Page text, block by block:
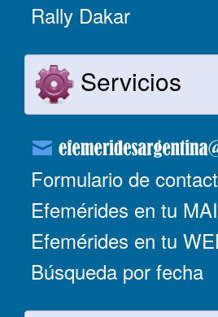
Rally Dakar
Servicios
Formulario de
Efemérides en tu
Efemérides en tu
Búsqueda por fecha